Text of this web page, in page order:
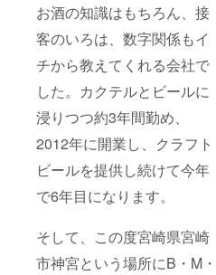
お酒の知識はもちろん、接
客のいろは、数字関係もイ
チから教えてくれる会社で
した。カクテルとビールに
浸りつつ約3年間勤め、
2012年に開業し、クラフト
ビールを提供し続けて今年
で6年目になります。
そして、この度宮崎県宮崎
市神宮という場所にB・M・